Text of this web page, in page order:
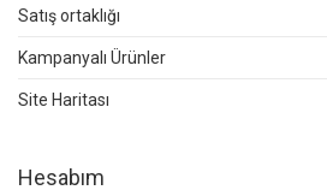
Satış ortaklığı
Kampanyalı Ürünler
Site Haritası
Hesabım